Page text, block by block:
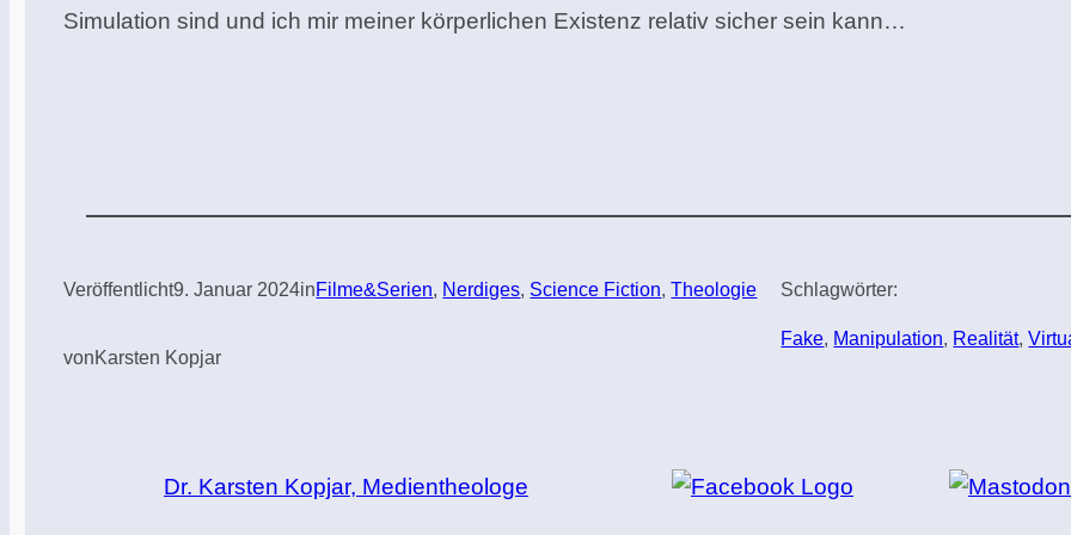
Simulation sind und ich mir meiner körperlichen Existenz relativ sicher sein kann…
Veröffentlicht9. Januar 2024inFilme&Serien, Nerdiges, Science Fiction, Theologie
vonKarsten Kopjar
Schlagwörter:
Fake, Manipulation, Realität,
Dr. Karsten Kopjar, Medientheologe